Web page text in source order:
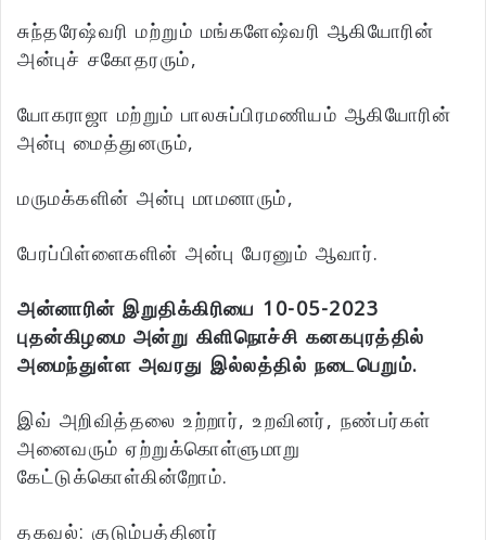
சுந்தரேஷ்வரி மற்றும் மங்களேஷ்வரி ஆகியோரின்
அன்புச் சகோதரரும்,
யோகராஜா மற்றும் பாலசுப்பிரமணியம் ஆகியோரின்
அன்பு மைத்துனரும்,
மருமக்களின் அன்பு மாமனாரும்,
பேரப்பிள்ளைகளின் அன்பு பேரனும் ஆவார்.
அன்னாரின் இறுதிக்கிரியை 10-05-2023
புதன்கிழமை அன்று கிளிநொச்சி கனகபுரத்தில்
அமைந்துள்ள அவரது இல்லத்தில் நடைபெறும்.
இவ் அறிவித்தலை உற்றார், உறவினர், நண்பர்கள்
அனைவரும் ஏற்றுக்கொள்ளுமாறு
கேட்டுக்கொள்கின்றோம்.
தகவல்: குடும்பத்தினர்